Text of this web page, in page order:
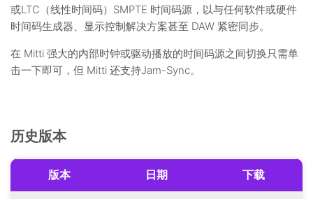
或LTC（线性时间码）SMPTE 时间码源，以与任何软件或硬件
时间码生成器、显示控制解决方案甚至 DAW 紧密同步。
在 Mitti 强大的内部时钟或驱动播放的时间码源之间切换只需单
击一下即可，但 Mitti 还支持Jam-Sync。
历史版本
版本 日期 下载